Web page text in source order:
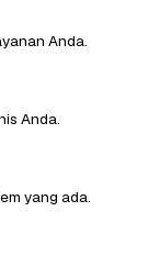
Anda.
Anda.
yang ada.